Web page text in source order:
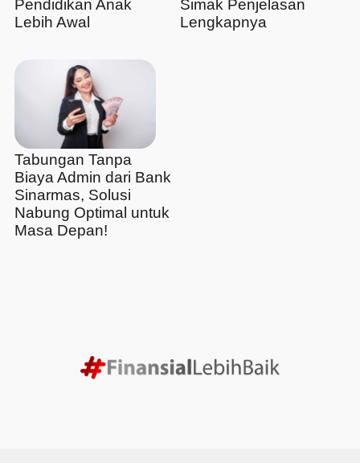
Pendidikan Anak
Lebih Awal
Simak Penjelasan
Lengkapnya
Tabungan Tanpa
Biaya Admin dari Bank
Sinarmas, Solusi
Nabung Optimal untuk
Masa Depan!